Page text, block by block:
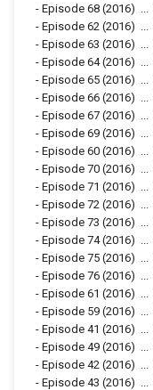
- Episode 68 (2016)
- Episode 62 (2016)
- Episode 63 (2016)
- Episode 64(2016)
- Episode 65 (2016)
- Episode 66 (2016)
- Episode 67 (2016)
- Episode 69 (2016)
- Episode 60 (2016)
- Episode 70 (2016)
- Episode 71 (2016)
- Episode 72 (2016)
- Episode 73 (2016)
- Episode 74(2016)
- Episode 75 (2016)
- Episode 76 (2016)
- Episode 61 (2016)
- Episode 59 (2016)
- Episode 41 (2016)
- Episode 49 (2016)
- Episode 42 (2016)
- Episode 43 (2016)